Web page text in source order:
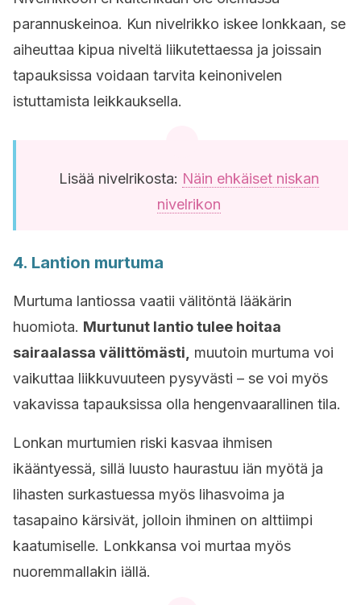
parannuskeinoa. Kun nivelrikko iskee lonkkaan, se
aiheuttaa kipua niveltä liikutettaessa ja joissain
tapauksissa voidaan tarvita keinonivelen
istuttamista leikkauksella.
Lisää nivelrikosta: Näin ehkäiset niskan
nivelrikon
4. Lantion murtuma
Murtuma lantiossa vaatii välitöntä lääkärin
huomiota. Murtunut lantio tulee hoitaa
sairaalassa välittömästi,
muutoin murtuma voi
vaikuttaa liikkuvuuteen pysyvästi – se voi myös
vakavissa tapauksissa olla hengenvaarallinen tila.
Lonkan murtumien riski kasvaa ihmisen
ikääntyessä, sillä luusto haurastuu iän myötä ja
lihasten surkastuessa myös lihasvoima ja
tasapaino kärsivät, jolloin ihminen on alttiimpi
kaatumiselle. Lonkkansa voi murtaa myös
nuoremmallakin iällä.